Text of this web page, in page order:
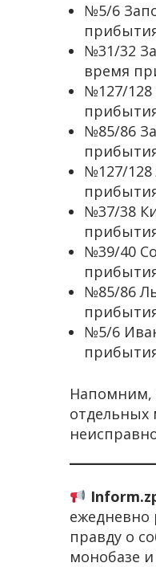
№5/6
№31/32
время
№127/128
№85/86
№127/128
№37/38
№39/40
№85/86
№5/6
Напомним,
отдельных
ежедневно
правду о
монобазе